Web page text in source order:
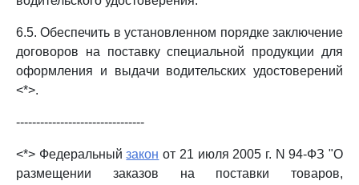
6.5. Обеспечить в установленном порядке заключение
договоров на поставку специальной продукции для
оформления и выдачи водительских удостоверений
<*>.
--------------------------------
<*> Федеральныйзакон от 21 июля 2005 г. N 94-ФЗ "О
размещении заказов на поставки товаров,